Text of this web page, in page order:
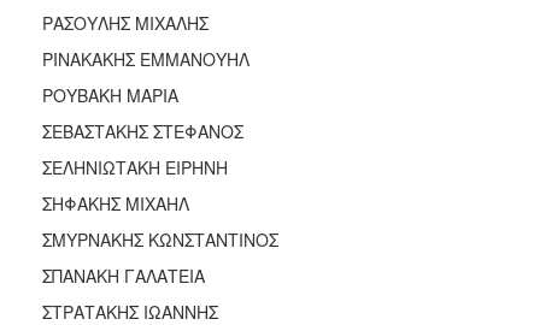
ΡΑΣΟΥΛΗΣ ΜΙΧΑΛΗΣ
ΡΙΝΑΚΑΚΗΣ ΕΜΜΑΝΟΥΗΛ
ΡΟΥΒΑΚΗ ΜΑΡΙΑ
ΣΕΒΑΣΤΑΚΗΣ ΣΤΕΦΑΝΟΣ
ΣΕΛΗΝΙΩΤΑΚΗ ΕΙΡΗΝΗ
ΣΗΦΑΚΗΣ ΜΙΧΑΗΛ
ΣΜΥΡΝΑΚΗΣ ΚΩΝΣΤΑΝΤΙΝΟΣ
ΣΠΑΝΑΚΗ ΓΑΛΑΤΕΙΑ
ΣΤΡΑΤΑΚΗΣ ΙΩΑΝΝΗΣ